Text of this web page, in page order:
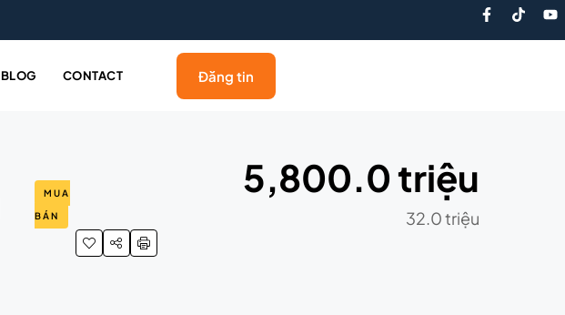
BLOG CONTACT Đăng tin
MUA
BÁN
5,800.0 triệu
32.0 triệu